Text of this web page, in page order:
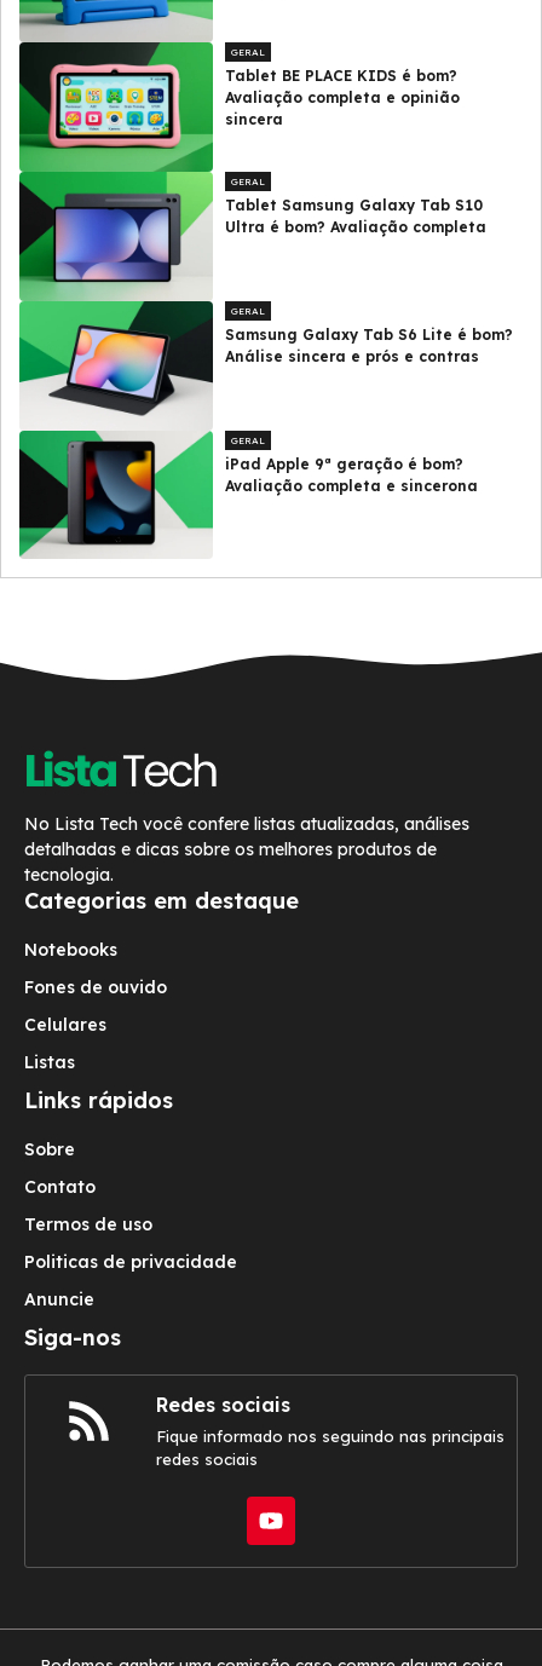
GERAL
Tablet BE PLACE KIDS é bom?
Avaliação completa e opinião
sincera
GERAL
Tablet Samsung Galaxy Tab S10
Ultra é bom? Avaliação completa
GERAL
Samsung Galaxy Tab S6 Lite é bom?
Análise sincera e prós e contras
GERAL
iPad Apple 9ª geração é bom?
Avaliação completa e sincerona
No Lista Tech você confere listas atualizadas, análises
detalhadas e dicas sobre os melhores produtos de
tecnologia.
Categorias em destaque
Notebooks
Fones de ouvido
Celulares
Listas
Links rápidos
Sobre
Contato
Termos de uso
Politicas de privacidade
Anuncie
Siga-nos
Redes sociais
Fique informado nos seguindo nas principais
redes sociais